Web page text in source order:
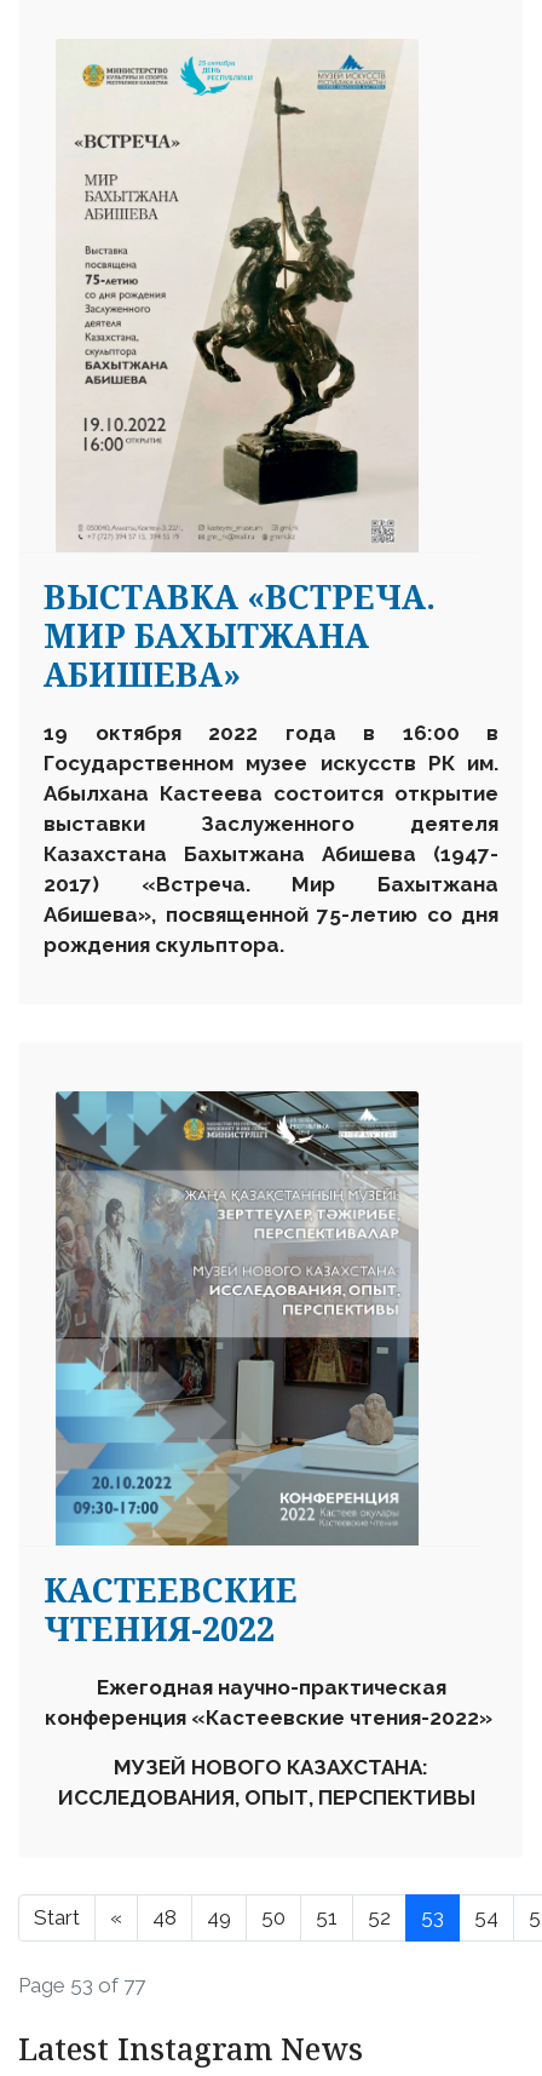
ВЫСТАВКА «ВСТРЕЧА.
МИР БАХЫТЖАНА
АБИШЕВА»
19 октября 2022 года в 16:00 в
Государственном музее искусств РК им.
Абылхана Кастеева состоится открытие
выставки Заслуженного деятеля
Казахстана Бахытжана Абишева (1947-
2017) «Встреча. Мир Бахытжана
Абишева», посвященной 75-летию со дня
рождения скульптора.
КАСТЕЕВСКИЕ
ЧТЕНИЯ-2022
Ежегодная научно-практическая
конференция «Кастеевские чтения-2022»
МУЗЕЙ НОВОГО КАЗАХСТАНА:
ИССЛЕДОВАНИЯ, ОПЫТ, ПЕРСПЕКТИВЫ
Start « 48 49 50 51 52 53 54
Page 53 of 77
Latest Instagram News